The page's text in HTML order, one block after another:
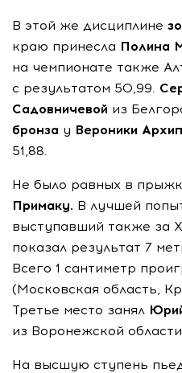
В этой же дисциплине
краю принесла Полина
на чемпионате также
с результатом 50,99.
Садовничевой из
бронза у Вероники
51,88.
Не было равных в
Примаку. В лучшей
выступавший также за
показал результат 7
Всего 1 сантиметр
(Московская область,
Третье место занял
из Воронежской
На высшую ступень